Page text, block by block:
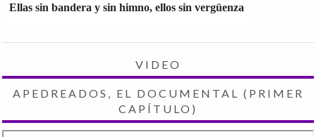
Ellas sin bandera y sin himno, ellos sin vergüenza
VIDEO
APEDREADOS, EL DOCUMENTAL (PRIMER
CAPÍTULO)